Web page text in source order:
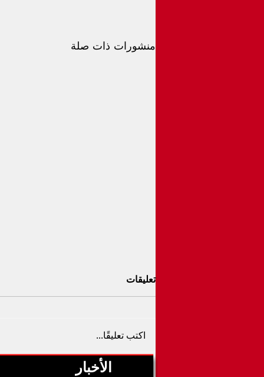
منشورات ذات صلة
تعليقات
اكتب تعليقًا...
الأخبار